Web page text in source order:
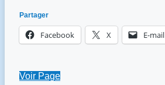
Partager
Facebook X E-mail
Voir Page